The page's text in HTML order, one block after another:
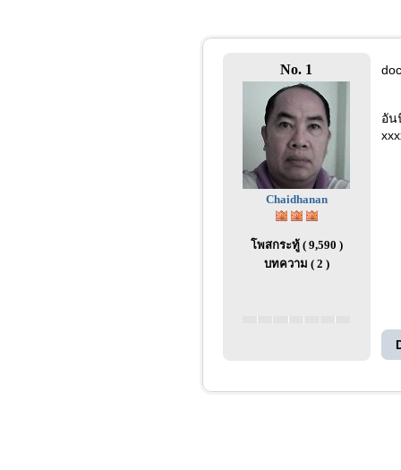
No. 1
Chaidhanan
โพสกระทู้ ( 9,590 )
บทความ ( 2 )
อัน